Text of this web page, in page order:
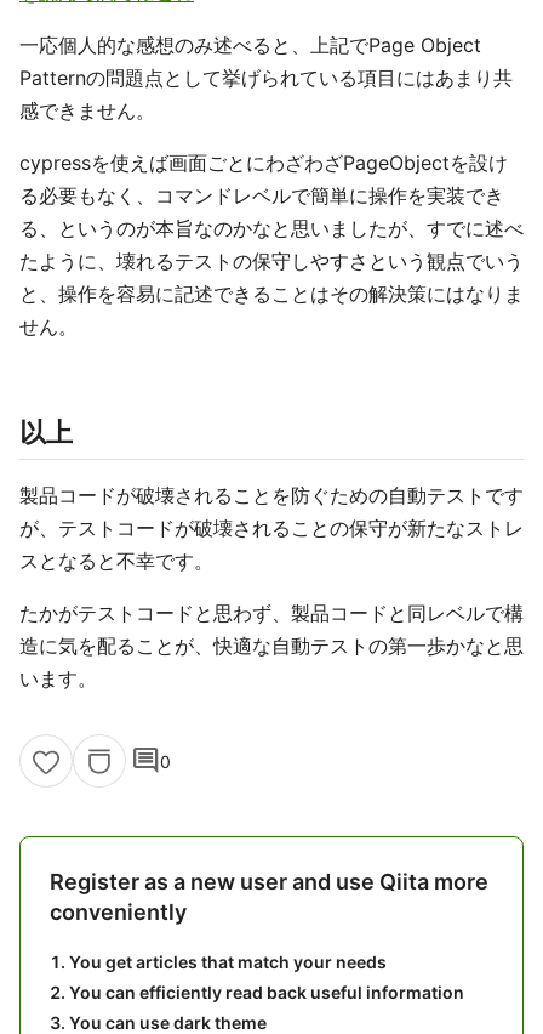
一応個人的な感想のみ述べると、上記でPage Object
Patternの問題点として挙げられている項目にはあまり共
感できません。
cypressを使えば画面ごとにわざわざPageObjectを設け
る必要もなく、コマンドレベルで簡単に操作を実装でき
る、というのが本旨なのかなと思いましたが、すでに述べ
たように、壊れるテストの保守しやすさという観点でいう
と、操作を容易に記述できることはその解決策にはなりま
せん。
以上
製品コードが破壊されることを防ぐための自動テストです
が、テストコードが破壊されることの保守が新たなストレ
スとなると不幸です。
たかがテストコードと思わず、製品コードと同レベルで構
造に気を配ることが、快適な自動テストの第一歩かなと思
います。
comment0
Register as a new user and use Qiita more
conveniently
You get articles that match your needs
You can efficiently read back useful information
You can use dark theme